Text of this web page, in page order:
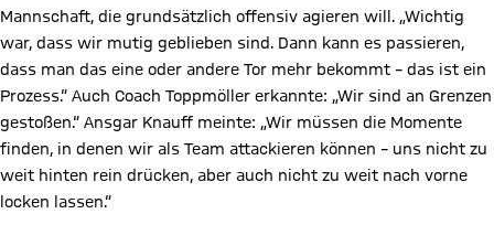
Mannschaft, die grundsätzlich offensiv agieren will. „Wichtig
war, dass wir mutig geblieben sind. Dann kann es passieren,
dass man das eine oder andere Tor mehr bekommt – das ist ein
Prozess.“ Auch Coach Toppmöller erkannte: „Wir sind an Grenzen
gestoßen.“ Ansgar Knauff meinte: „Wir müssen die Momente
finden, in denen wir als Team attackieren können – uns nicht zu
weit hinten rein drücken, aber auch nicht zu weit nach vorne
locken lassen.“